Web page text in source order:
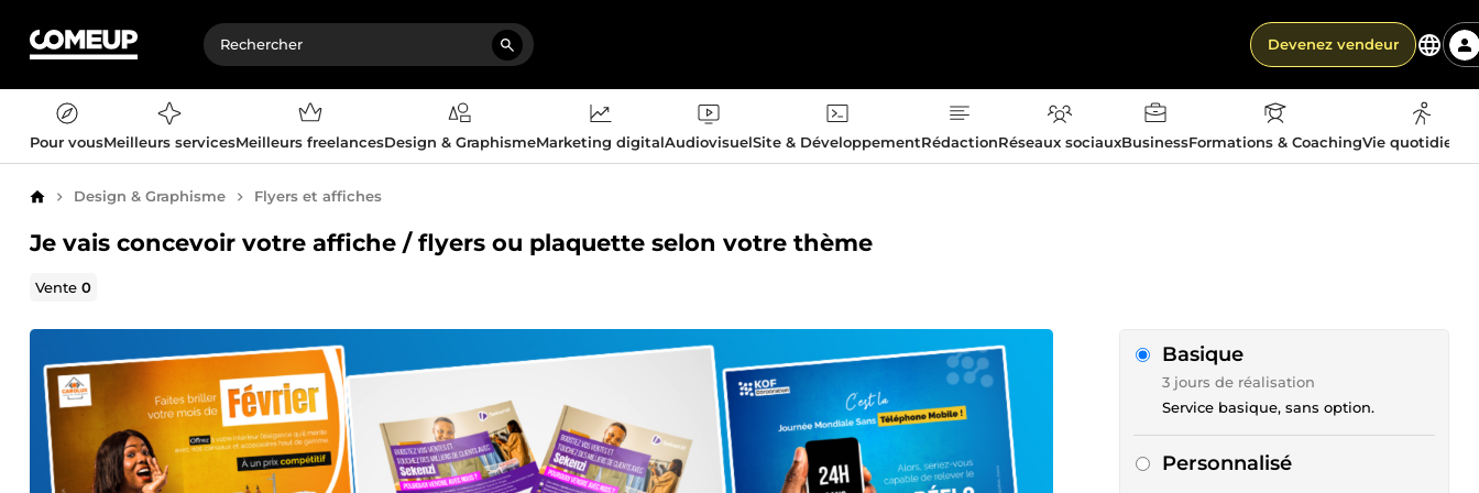
Devenez vendeur
Pour vousMeilleurs servicesMeilleurs freelancesDesign & GraphismeMarketing digitalAudiovisuelSite & DéveloppementRédactionRéseaux sociauxBusinessFormations & CoachingVie
AccueilDesign & Graphisme Flyers et affiches
Je vais concevoir votre affiche / flyers ou plaquette selon votre thème
Vente0
Basique
3 jours de réalisation
Service basique, sans option.
Personnalisé